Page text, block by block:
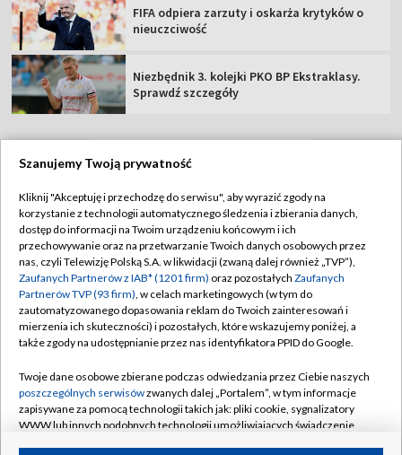
FIFA odpiera zarzuty i oskarża krytyków o
nieuczciwość
Niezbędnik 3. kolejki PKO BP Ekstraklasy.
Sprawdź szczegóły
Abonament TVP
Sklep TVP
Biuro Reklamy
Oferta Handlowa
Telegazeta ogłoszenia
Rada Programowa
Ogłoszenia przetargowe
Akademia Telewizyjna
Regulamin TVP
Polityka prywatności
Moje zgody
Biuro reklamy
Kontakt
Kanały
©2026 Telewizja Polska Spółka Akcyjna w likwidacji
Szanujemy Twoją prywatność
Kliknij "Akceptuję i przechodzę do serwisu", aby wyrazić zgody na
korzystanie z technologii automatycznego śledzenia i zbierania danych,
dostęp do informacji na Twoim urządzeniu końcowym i ich
przechowywanie oraz na przetwarzanie Twoich danych osobowych przez
nas, czyli Telewizję Polską S.A. w likwidacji (zwaną dalej również „TVP”),
Zaufanych Partnerów z IAB* (1201 firm) oraz pozostałych Zaufanych
Partnerów TVP (93 firm), w celach marketingowych (w tym do
zautomatyzowanego dopasowania reklam do Twoich zainteresowań i
mierzenia ich skuteczności) i pozostałych, które wskazujemy poniżej, a
także zgody na udostępnianie przez nas identyfikatora PPID do Google.
Twoje dane osobowe zbierane podczas odwiedzania przez Ciebie naszych
poszczególnych serwisówzwanych dalej „Portalem”, w tym informacje
zapisywane za pomocą technologii takich jak: pliki cookie, sygnalizatory
WWW lub innych podobnych technologii umożliwiających świadczenie